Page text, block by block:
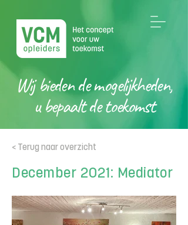
Wij bieden de mogelijkheden,
u bepaalt de toekomst
< Terug naar overzicht
December 2021: Mediator